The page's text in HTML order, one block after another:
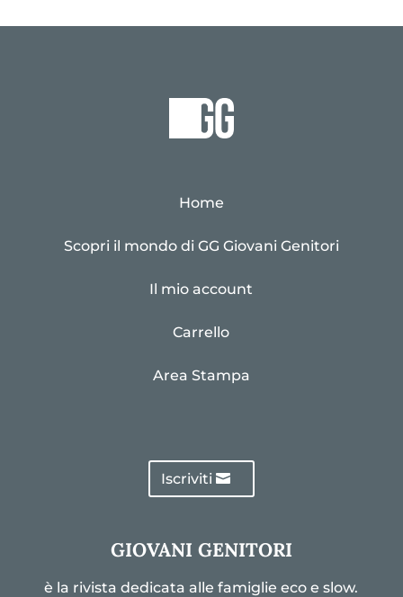
Home
Scopri il mondo di GG Giovani Genitori
Il mio account
Carrello
Area Stampa
Iscriviti
GIOVANI GENITORI
è la rivista dedicata alle famiglie eco e slow.